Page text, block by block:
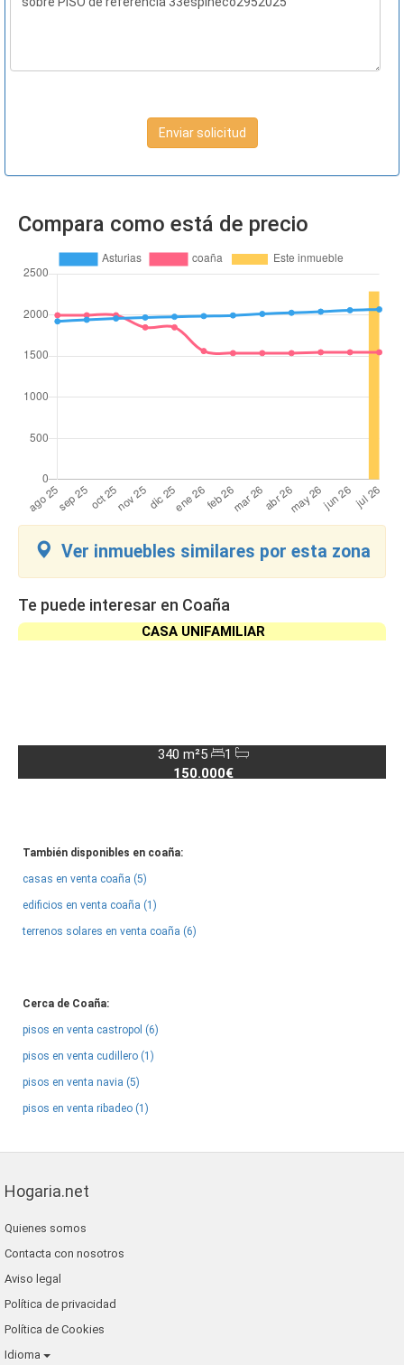
Enviar solicitud
Compara como está de precio
Ver inmuebles similares por esta zona
Te puede interesar en Coaña
CASA UNIFAMILIAR
340 m²5
1
150.000€
También disponibles en coaña:
casas en venta coaña (5)
edificios en venta coaña (1)
terrenos solares en venta coaña (6)
Cerca de Coaña:
pisos en venta castropol (6)
pisos en venta cudillero (1)
pisos en venta navia (5)
pisos en venta ribadeo (1)
Hogaria.net
Quienes somos
Contacta con nosotros
Aviso legal
Política de privacidad
Política de Cookies
Idioma